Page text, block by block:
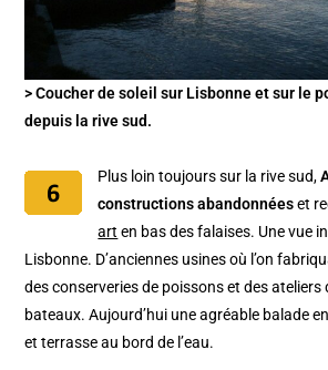
> Coucher de soleil sur Lisbonne et sur le
depuis la rive sud.
Plus loin toujours sur la rive sud,
constructions abandonnéeset
art en bas des falaises. Une vue
Lisbonne. D’anciennes usines où l’on
des conserveries de poissons et des ateliers
bateaux. Aujourd’hui une agréable balade
et terrasse au bord de l’eau.